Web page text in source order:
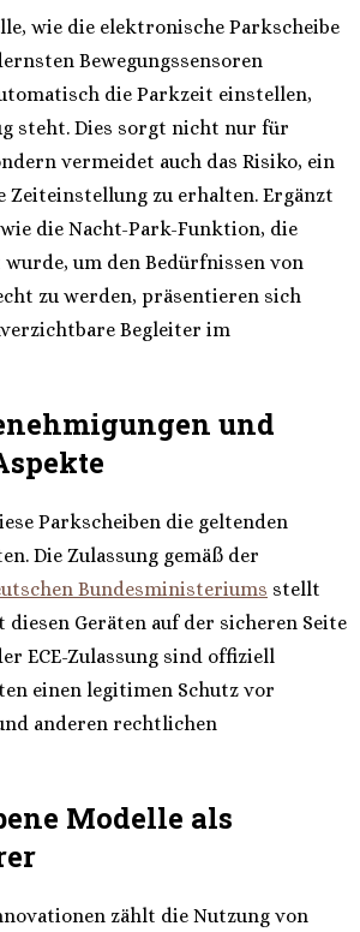
wie die elektronische Parkscheibe
Bewegungssensoren
die Parkzeit einstellen,
steht. Dies sorgt nicht nur für
vermeidet auch das Risiko, ein
Zeiteinstellung zu erhalten. Ergänzt
die Nacht-Park-Funktion, die
um den Bedürfnissen von
zu werden, präsentieren sich
Begleiter im
und
Parkscheiben die geltenden
Die Zulassung gemäß der
Bundesministeriums stellt
diesen Geräten auf der sicheren Seite
ECE-Zulassung sind offiziell
einen legitimen Schutz vor
anderen rechtlichen
Modelle als
zählt die Nutzung von